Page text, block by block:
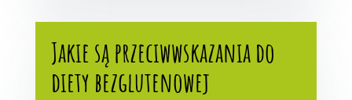
Jakie są przeciwwskazania do
diety bezglutenowej